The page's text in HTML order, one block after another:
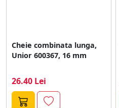
Cheie combinata lunga,
Unior 600367, 16 mm
26.40 Lei